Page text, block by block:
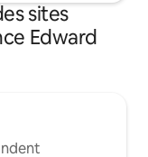
sites
Edward